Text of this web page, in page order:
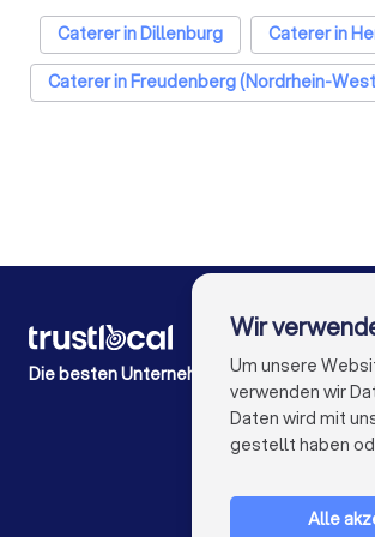
Caterer in Dillenburg Caterer in
Caterer in Freudenberg (Nordrhein-
Die besten Unternehmen für Sie
FÜR
Wir
Um unsere
verwenden wir
Daten wird mit
gestellt haben
Alle